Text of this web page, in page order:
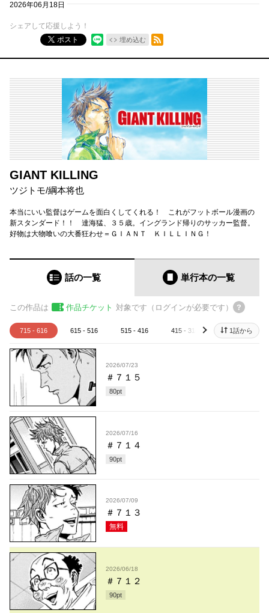
2026年06月18日
シェアして応援しよう！
ポスト
埋め込む
RSSフィード
GIANT KILLING
ツジトモ/綱本将也
本当にいい監督はゲームを面白くしてくれる！ これがフットボール漫画の
新スタンダード！！ 達海猛、３５歳。イングランド帰りのサッカー監督。
好物は大物喰いの大番狂わせ＝ＧＩＡＮＴ ＫＩＬＬＩＮＧ！
話の一覧 単行本の一覧
この作品は 作品チケット 対象です（ログインが必要です）
715 - 616 615 - 516 515 - 416 415 - 316 315 - 216
next 1話から
2026/07/23
＃７１５
80pt
2026/07/16
＃７１４
90pt
2026/07/09
＃７１３
無料
2026/06/18
＃７１２
90pt